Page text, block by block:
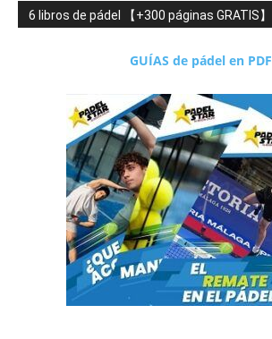
6 libros de pádel 【+300 páginas GRATIS】
GUÍAS de pádel en PDF